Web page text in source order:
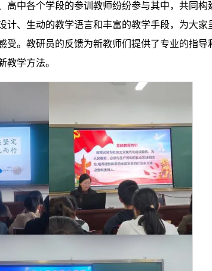
中各个学段的参训教师纷纷参与其中，共同构
、生动的教学语言和丰富的教学手段，为大家
。教研员的反馈为新教师们提供了专业的指导
教学方法。